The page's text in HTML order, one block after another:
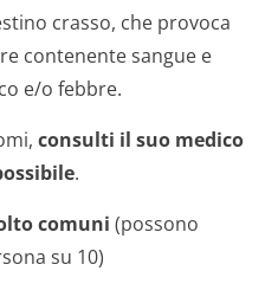
crasso, che provoca
contenente sangue e
e/o febbre.
consulti il suo medico
.
comuni (possono
su 10)